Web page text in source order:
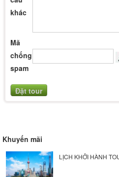
khác
Mã
chống
spam
Khuyến mãi
LỊCH KHỞI HÀNH